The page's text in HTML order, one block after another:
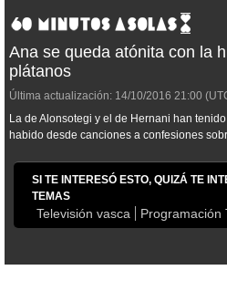
Ana se queda atónita con la
plátanos
Última actualización: 14/10/2016 21:00
La de Alonsotegi y el de Hernani han
habido desde canciones a confesiones
SI TE INTERESÓ ESTO, QUIZÁ TE
TEMAS
Televisión vasca Programación